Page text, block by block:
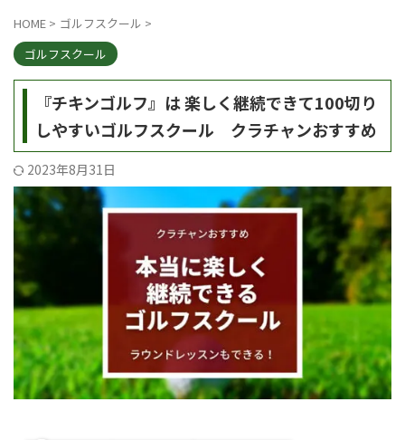
HOME > ゴルフスクール >
ゴルフスクール
『チキンゴルフ』は 楽しく継続できて100切り
しやすいゴルフスクール クラチャンおすすめ
2023年8月31日